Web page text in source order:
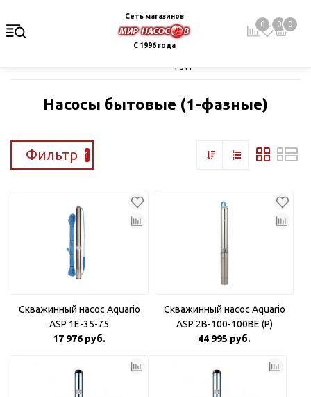
Сеть магазинов
С 1996 года
0 0 0
Насосы бытовые (1-фазные)
Фильтр 1
Скважинный насос Aquario
ASP 1E-35-75
17 976 руб.
Скважинный насос Aquario
ASP 2B-100-100BE (P)
Плавный пуск
44 995 руб.